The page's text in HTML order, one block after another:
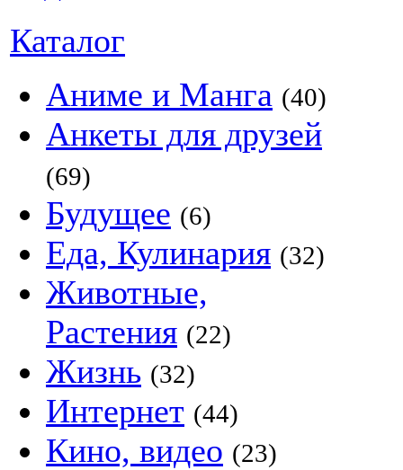
Каталог
Аниме и Манга (40)
Анкеты для друзей
(69)
Будущее (6)
Еда, Кулинария (32)
Животные,
Растения (22)
Жизнь (32)
Интернет (44)
Кино, видео (23)